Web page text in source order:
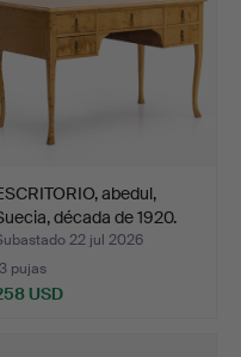
abedul,
década de 1920.
22 jul 2026
pujas
USD